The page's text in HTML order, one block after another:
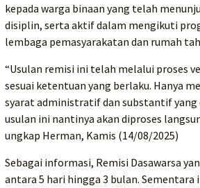
kepada warga binaan yang telah
disiplin, serta aktif dalam mengikuti
lembaga pemasyarakatan dan rumah
“Usulan remisi ini telah melalui proses
sesuai ketentuan yang berlaku. Hanya
syarat administratif dan substantif yang
usulan ini nantinya akan diproses
ungkap Herman, Kamis (14/08/2025)
Sebagai informasi, Remisi Dasawarsa
antara 5 hari hingga 3 bulan. Sementara